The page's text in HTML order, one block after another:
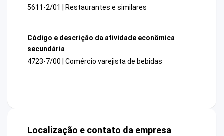
5611-2/01 | Restaurantes e similares
Código e descrição da atividade econômica
secundária
4723-7/00 | Comércio varejista de bebidas
Localização e contato da empresa